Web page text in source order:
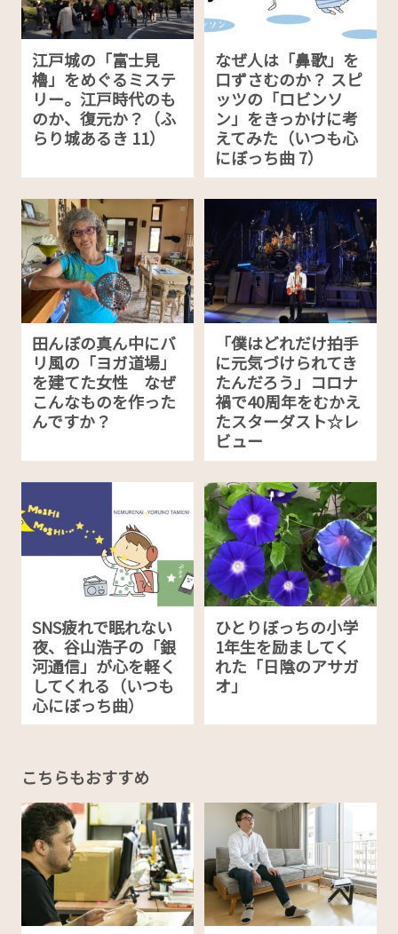
江戸城の「富士見
櫓」をめぐるミステ
リー。江戸時代のも
のか、復元か？（ふ
らり城あるき 11）
なぜ人は「鼻歌」を
口ずさむのか？ スピ
ッツの「ロビンソ
ン」をきっかけに考
えてみた（いつも心
にぼっち曲 7）
田んぼの真ん中にバ
リ風の「ヨガ道場」
を建てた女性 なぜ
こんなものを作った
んですか？
「僕はどれだけ拍手
に元気づけられてき
たんだろう」コロナ
禍で40周年をむかえ
たスターダスト☆レ
ビュー
SNS疲れで眠れない
夜、谷山浩子の「銀
河通信」が心を軽く
してくれる（いつも
心にぼっち曲）
ひとりぼっちの小学
1年生を励ましてく
れた「日陰のアサガ
オ」
こちらもおすすめ